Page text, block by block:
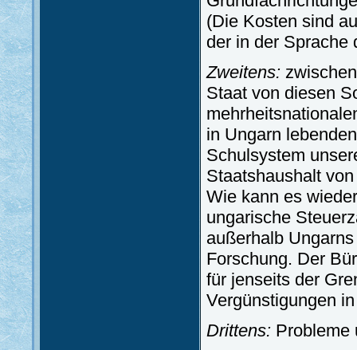
(Die Kosten sind
der in der Sprache
Zweitens:
Staat von diesen
in Ungarn
Schulsystem
Staatshaushalt
Wie kann es
ungarische
außerhalb
Forschung. Der
für jenseits der
Vergünstigungen
Drittens: Probleme